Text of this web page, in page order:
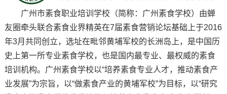
广州市素食职业培训学校（简称：广州素食学校）由蝉
友圈牵头联合素食业界精英在7届素食营销论坛基础上于2016
年3月共同创立，选址在毗邻黄埔军校的长洲岛上，是中国历
史上第一所专业素食学校，也是国内最专业、最权威的素食
培训机构。广州素食学校以“培养素食专业人才，推动素食产
业发展”为宗旨，以“做素食产业的黄埔军校”为目标，以“研究